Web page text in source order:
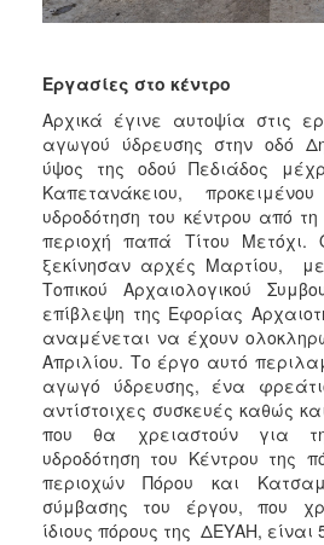
Εργασίες στο κέντρο
Αρχικά έγινε αυτοψία στις
αγωγού ύδρευσης στην οδό
ύψος της οδού Πεδιάδος
Καπετανάκειου,
υδροδότηση του κέντρου από
περιοχή παπά Τίτου Μετόχι.
ξεκίνησαν αρχές Μαρτίου,
Τοπικού Αρχαιολογικού
επίβλεψη της Εφορίας
αναμένεται να έχουν
Απριλίου. Το έργο αυτό
αγωγό ύδρευσης, ένα
αντίστοιχες συσκευές καθώς
που θα χρειαστούν για
υδροδότηση του Κέντρου της
περιοχών Πόρου και
σύμβασης του έργου, που
ίδιους πόρους της ΔΕΥΑΗ, είναι